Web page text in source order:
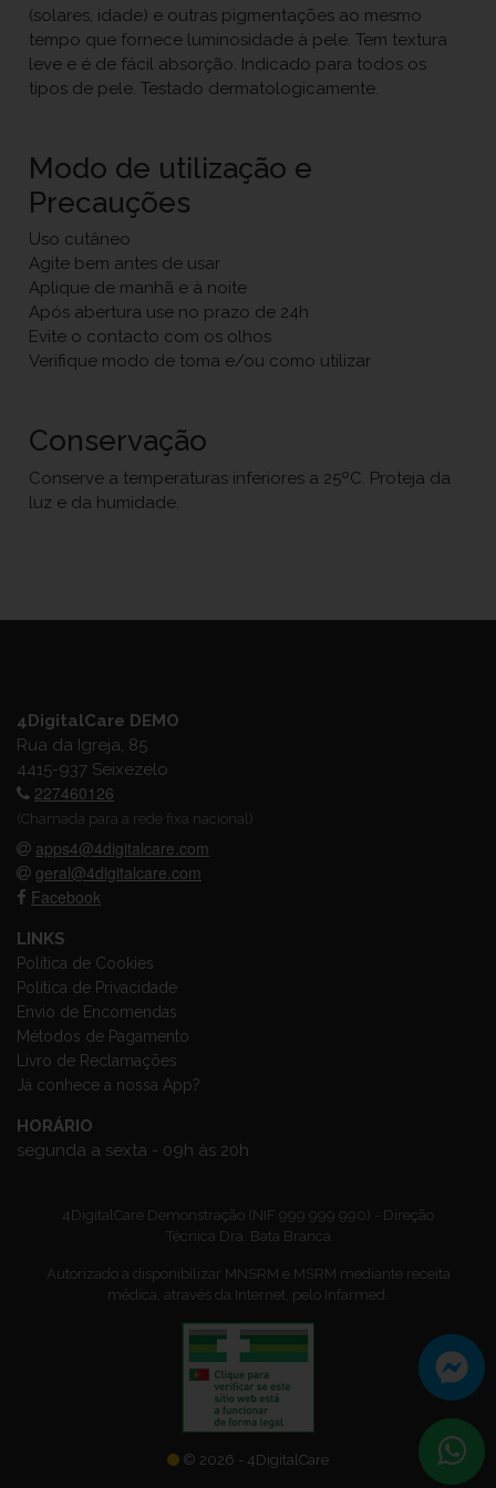
(solares, idade) e outras pigmentações ao mesmo
tempo que fornece luminosidade à pele. Tem textura
leve e é de fácil absorção. Indicado para todos os
tipos de pele. Testado dermatologicamente.
Modo de utilização e
Precauções
Uso cutâneo
Agite bem antes de usar
Aplique de manhã e à noite
Após abertura use no prazo de 24h
Evite o contacto com os olhos
Verifique modo de toma e/ou como utilizar
Conservação
Conserve a temperaturas inferiores a 25ºC. Proteja da
luz e da humidade.
4DigitalCare DEMO
Rua da Igreja, 85
4415-937 Seixezelo
227460126
(Chamada para a rede fixa nacional)
apps4@4digitalcare.com
geral@4digitalcare.com
Facebook
LINKS
Política de Cookies
Política de Privacidade
Envio de Encomendas
Métodos de Pagamento
Livro de Reclamações
Já conhece a nossa App?
HORÁRIO
segunda a sexta - 09h às 20h
4DigitalCare Demonstração (NIF 999 999 990) - Direção
Técnica Dra. Bata Branca
Autorizado a disponibilizar MNSRM e MSRM mediante receita
médica, através da Internet, pelo Infarmed.
© 2026 - 4DigitalCare